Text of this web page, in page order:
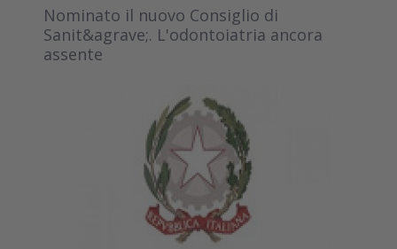
Nominato il nuovo Consiglio di
Sanit&agrave;. L'odontoiatria ancora
assente